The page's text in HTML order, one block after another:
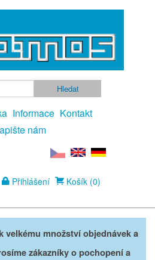
Informace Kontakt
nám
Přihlášení Košík (0)
velkému množství objednávek a
zákazníky o pochopení a